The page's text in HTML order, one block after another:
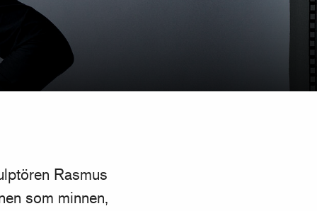
Rasmus
som minnen,